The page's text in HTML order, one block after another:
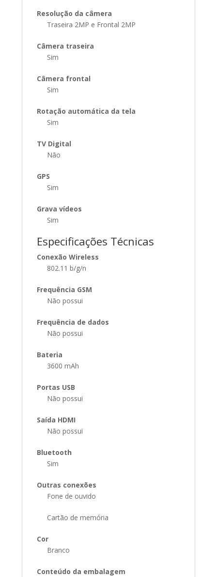
Resolução da câmera
Traseira 2MP e Frontal 2MP
Câmera traseira
Sim
Câmera frontal
Sim
Rotação automática da tela
Sim
TV Digital
Não
GPS
Sim
Grava vídeos
Sim
Especificações Técnicas
Conexão Wireless
802.11 b/g/n
Frequência GSM
Não possui
Frequência de dados
Não possui
Bateria
3600 mAh
Portas USB
Não possui
Saída HDMI
Não possui
Bluetooth
Sim
Outras conexões
Fone de ouvido
Cartão de memória
Cor
Branco
Conteúdo da embalagem